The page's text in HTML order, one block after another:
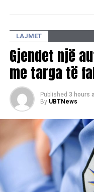
të sinqerta familjarëve
LAJMET
Gjendet një
me targa të
Published 3 hours
By UBTNews